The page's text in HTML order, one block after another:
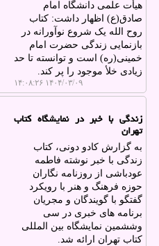
هیأت علمی دانشگاه امام
صادق(ع) اظهار داشت: کتاب
روح الله یک شروع نوآورانه در
بازنمایی زندگی حضرت امام
خمینی(ره) است و توانسته تا حد
زیادی خلأ موجود را پر کند.
۱۴۰۴/۰۳/۰۹ ۱۴:۰۸:۲۶
زندگی با خبر در نمایشگاه کتاب
تهران
به گزارش کادو دونی، کتاب
زندگی با خبر نوشته فاطمه
عودباشی از روزنامه نگاران
حوزه فرهنگ و هنر با رویکرد
گفتگو با گویندگان و مجریان
برنامه های خبری در سی
وششمین نمایشگاه بین المللی
کتاب تهران ارائه شد.